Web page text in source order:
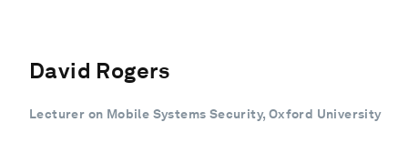
David Rogers
Lecturer on Mobile Systems Security, Oxford University